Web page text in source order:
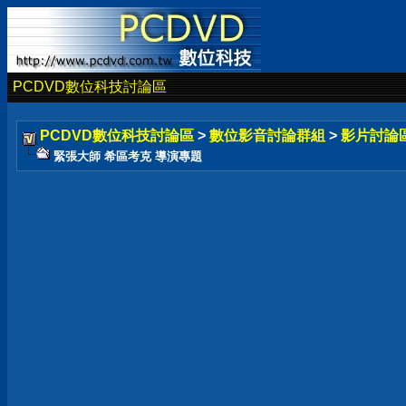
PCDVD數位科技討論區
PCDVD數位科技討論區 > 數位影音討論群組 > 影片討論
緊張大師 希區考克 導演專題